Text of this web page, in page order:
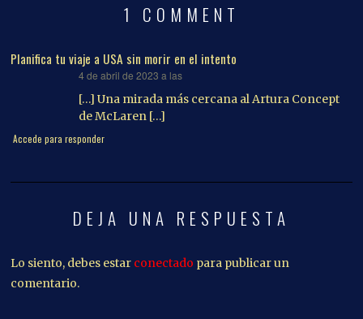
1 COMMENT
Planifica tu viaje a USA sin morir en el intento
4 de abril de 2023 a las
[…] Una mirada más cercana al Artura Concept
de McLaren […]
Accede para responder
DEJA UNA RESPUESTA
Lo siento, debes estar conectado para publicar un
comentario.